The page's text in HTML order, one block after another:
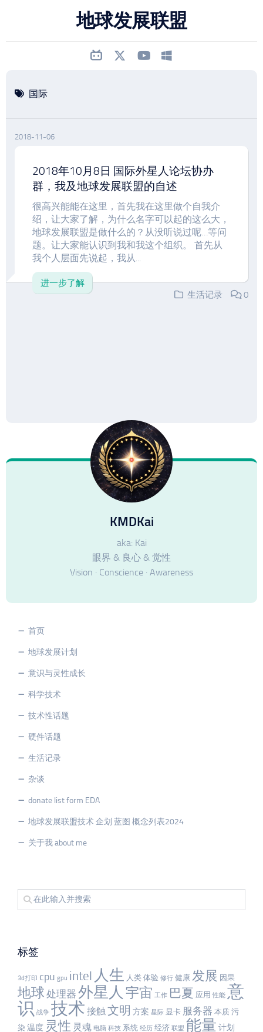
地球发展联盟
国际
2018-11-06
2018年10月8日 国际外星人论坛协办
群，我及地球发展联盟的自述
很高兴能能在这里，首先我在这里做个自我介
绍，让大家了解，为什么名字可以起的这么大，
地球发展联盟是做什么的？从没听说过呢…等问
题。让大家能认识到我和我这个组织。 首先从
我个人层面先说起，我从...
进一步了解
生活记录
0
KMDKai
aka: Kai
眼界 & 良心 & 觉性
Vision · Conscience · Awareness
首页
地球发展计划
意识与灵性成长
科学技术
技术性话题
硬件话题
生活记录
杂谈
donate list form EDA
地球发展联盟技术 企划 蓝图 概念列表2024
关于我 about me
标签
3d打印 cpu gpu intel 人生 人类 体验 修行 健康 发展 因果
地球 处理器 外星人 宇宙 工作 巴夏 应用 性能 意
识 战争 技术 接触文明 方案 星际 显卡 服务器 本质 污
染 温度 灵性 灵魂 电脑 科技 系统 经历 经济 联盟 能量 计划